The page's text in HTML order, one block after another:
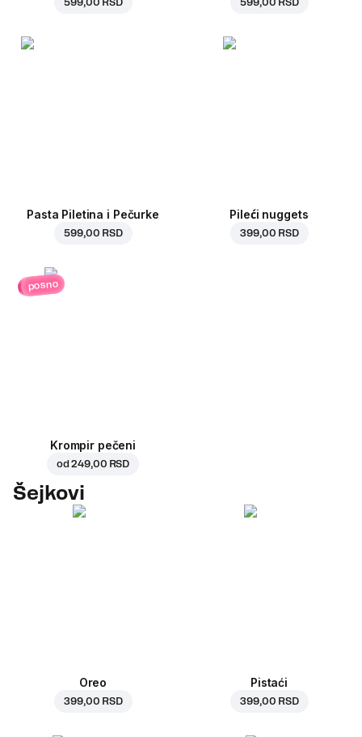
Pasta Piletina i Pečurke
599,00 RSD
Pileći nuggets
399,00 RSD
posno
Krompir pečeni
od249,00 RSD
Šejkovi
Oreo
399,00 RSD
Pistaći
399,00 RSD